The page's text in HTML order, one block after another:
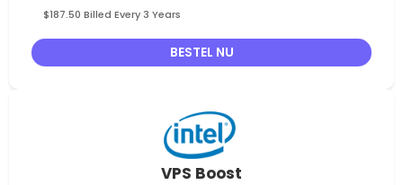
$187.50 Billed Every 3 Years
BESTEL NU
VPS Boost